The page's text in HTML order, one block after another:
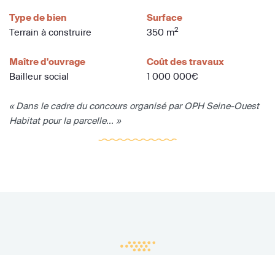
Type de bien
Terrain à construire
Surface
350 m2
Maître d'ouvrage
Bailleur social
Coût des travaux
1 000 000€
« Dans le cadre du concours organisé par OPH Seine-Ouest
Habitat pour la parcelle... »